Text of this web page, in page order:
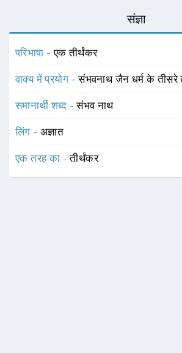
संज्ञा
परिभाषा -एक तीर्थंकर
वाक्य में प्रयोग -संभवनाथ जैन धर्म के तीसरे
समानार्थी शब्द -संभव नाथ
लिंग - अज्ञात
एक तरह का -तीर्थंकर